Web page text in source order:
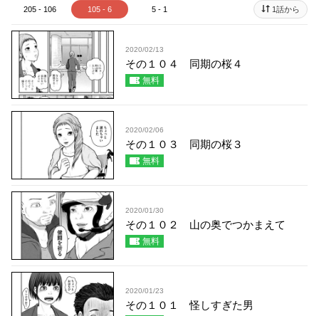
205 - 106 105 - 6 5 - 1 1話から
2020/02/13
その１０４ 同期の桜４
無料
2020/02/06
その１０３ 同期の桜３
無料
2020/01/30
その１０２ 山の奥でつかまえて
無料
2020/01/23
その１０１ 怪しすぎた男